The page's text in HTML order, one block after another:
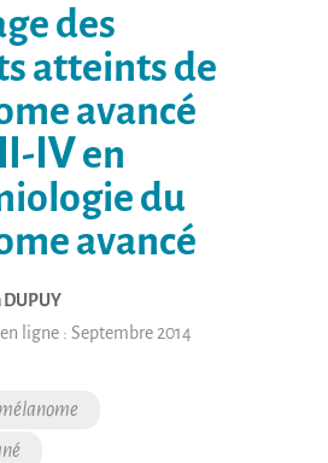
des
atteints de
avancé
Ⅳ en
du
avancé
DUPUY
ligne :Septembre 2014
mélanome